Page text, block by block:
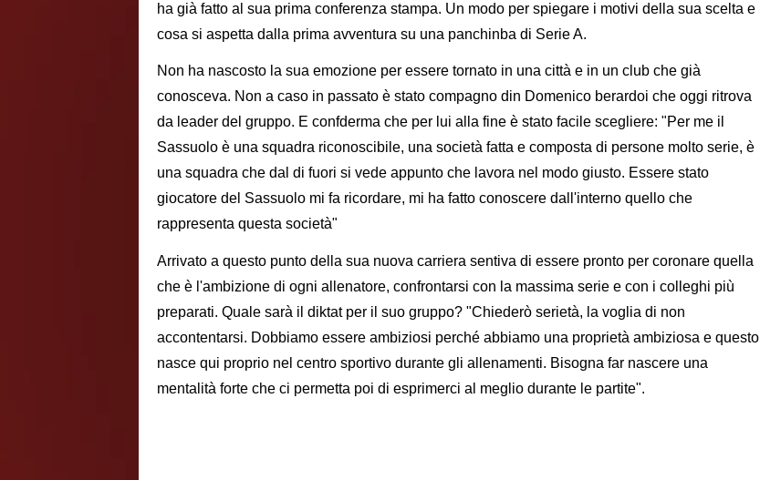
ha già fatto al sua prima conferenza stampa. Un modo per spiegare i motivi della sua scelta e
cosa si aspetta dalla prima avventura su una panchinba di Serie A.
Non ha nascosto la sua emozione per essere tornato in una città e in un club che già
conosceva. Non a caso in passato è stato compagno din Domenico berardoi che oggi ritrova
da leader del gruppo. E confderma che per lui alla fine è stato facile scegliere: "Per me il
Sassuolo è una squadra riconoscibile, una società fatta e composta di persone molto serie, è
una squadra che dal di fuori si vede appunto che lavora nel modo giusto. Essere stato
giocatore del Sassuolo mi fa ricordare, mi ha fatto conoscere dall'interno quello che
rappresenta questa società"
Arrivato a questo punto della sua nuova carriera sentiva di essere pronto per coronare quella
che è l'ambizione di ogni allenatore, confrontarsi con la massima serie e con i colleghi più
preparati. Quale sarà il diktat per il suo gruppo? "Chiederò serietà, la voglia di non
accontentarsi. Dobbiamo essere ambiziosi perché abbiamo una proprietà ambiziosa e questo
nasce qui proprio nel centro sportivo durante gli allenamenti. Bisogna far nascere una
mentalità forte che ci permetta poi di esprimerci al meglio durante le partite".